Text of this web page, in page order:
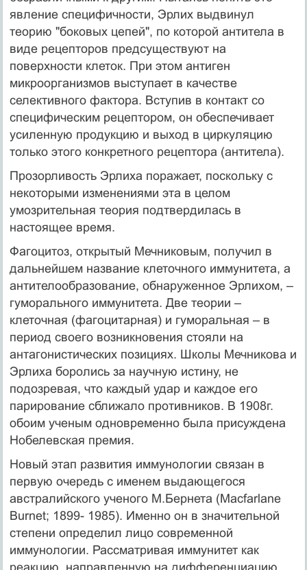
явление специфичности, Эрлих выдвинул
теорию "боковых цепей", по которой антитела в
виде рецепторов предсуществуют на
поверхности клеток. При этом антиген
микроорганизмов выступает в качестве
селективного фактора. Вступив в контакт со
специфическим рецептором, он обеспечивает
усиленную продукцию и выход в циркуляцию
только этого конкретного рецептора (антитела).
Прозорливость Эрлиха поражает, поскольку с
некоторыми изменениями эта в целом
умозрительная теория подтвердилась в
настоящее время.
Фагоцитоз, открытый Мечниковым, получил в
дальнейшем название клеточного иммунитета, а
антителообразование, обнаруженное Эрлихом, –
гуморального иммунитета. Две теории –
клеточная (фагоцитарная) и гуморальная – в
период своего возникновения стояли на
антагонистических позициях. Школы Мечникова и
Эрлиха боролись за научную истину, не
подозревая, что каждый удар и каждое его
парирование сближало противников. В 1908г.
обоим ученым одновременно была присуждена
Нобелевская премия.
Новый этап развития иммунологии связан в
первую очередь с именем выдающегося
австралийского ученого М.Бернета (Macfarlane
Burnet; 1899- 1985). Именно он в значительной
степени определил лицо современной
иммунологии. Рассматривая иммунитет как
реакцию, направленную на дифференциацию